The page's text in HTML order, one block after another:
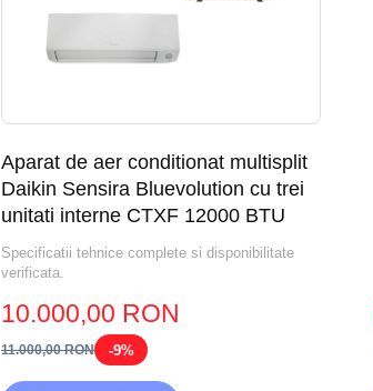
Aparat de aer conditionat multisplit
Daikin Sensira Bluevolution cu trei
unitati interne CTXF 12000 BTU
Specificatii tehnice complete si disponibilitate
verificata.
10.000,00 RON
11.000,00 RON -9%